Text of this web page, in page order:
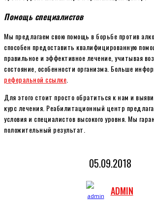
Помощь специалистов
Мы предлагаем свою помощь в борьбе против
способен предоставить квалифицированную
правильное и эффективное лечение, учитывая
состояние, особенности организма. Больше
реферальной ссылке.
Для этого стоит просто обратиться к нам и
курс лечения. Реабилитационный центр
условия и специалистов высокого уровня. Мы
положительный результат.
05.09.2018
ADMIN